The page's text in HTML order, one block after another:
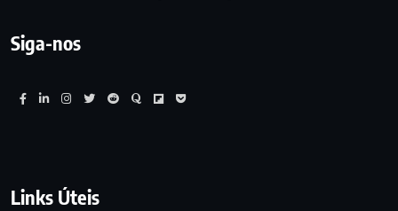
Siga-nos
Links Úteis